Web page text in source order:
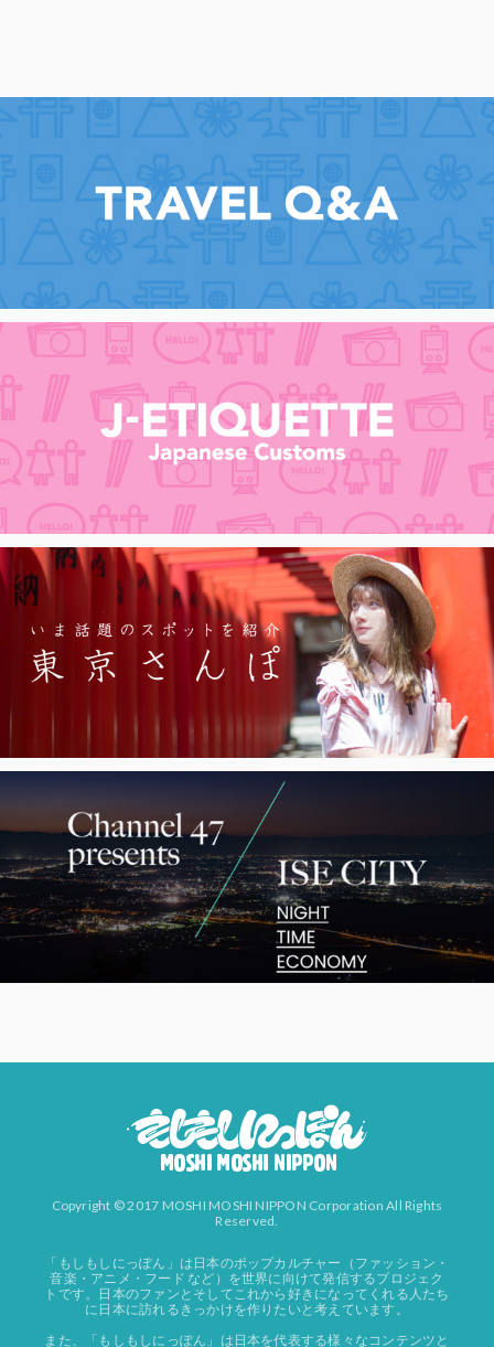
Copyright © 2017 MOSHI MOSHI NIPPON Corporation All Rights
Reserved.
「もしもしにっぽん」は日本のポップカルチャー（ファッション・
音楽・アニメ・フード など）を世界に向けて発信するプロジェク
トです。日本のファンとそしてこれから好きになってくれる人たち
に日本に訪れるきっかけを作りたいと考えています。
また、「もしもしにっぽん」は日本を代表する様々なコンテンツと